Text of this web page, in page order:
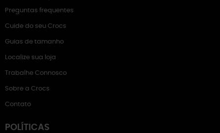
Preguntas frequentes
Cuide do seu Crocs
Guias de tamanho
Localize sua loja
Trabalhe Connosco
Sobre a Crocs
Contato
POLÍTICAS